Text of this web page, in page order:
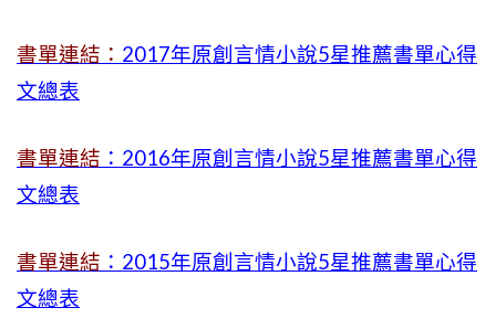
書單連結： 2017年原創言情小說5星推薦書單心得
文總表
書單連結 ：2016年原創言情小說5星推薦書單心得
文總表
書單連結 ：2015年原創言情小說5星推薦書單心得
文總表